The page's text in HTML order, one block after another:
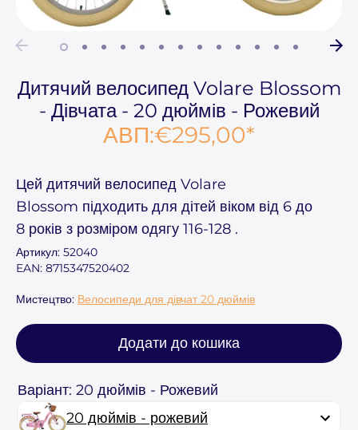
Дитячий велосипед Volare Blossom
- Дівчата - 20 дюймів - Рожевий
АВП:€295,00*
Цей дитячий велосипед Volare
Blossom підходить для дітей віком від 6 до
8 років з розміром одягу 116-128 .
Артикул: 52040
EAN: 8715347520402
Мистецтво: Велосипеди для дівчат 20 дюймів
Додати до кошика
Варіант: 20 дюймів - Рожевий
20 дюймів - рожевий